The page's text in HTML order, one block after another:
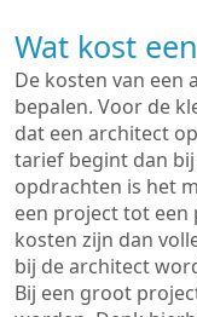
Wat kost
De kosten van een
bepalen. Voor de
dat een architect
tarief begint dan bij
opdrachten is het
een project tot een
kosten zijn dan
bij de architect
Bij een groot